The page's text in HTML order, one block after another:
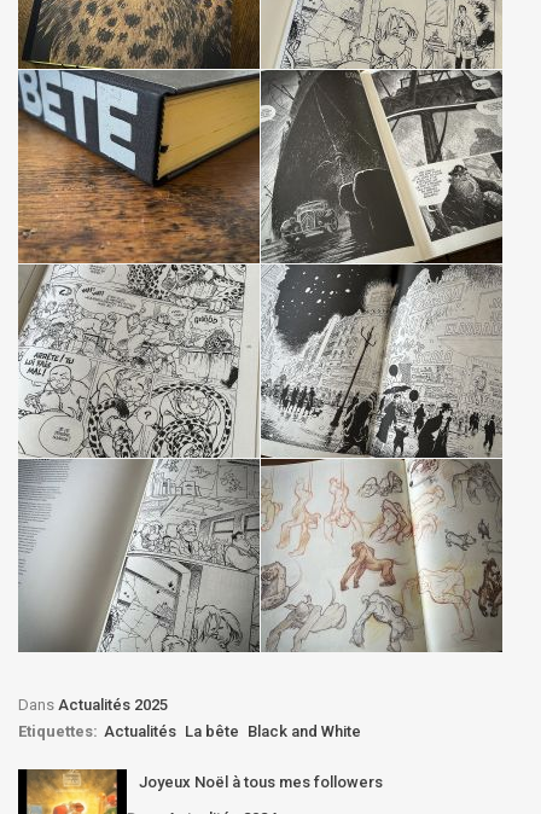
Dans Actualités 2025
Etiquettes: Actualités La bête Black and White
Joyeux Noël à tous mes followers